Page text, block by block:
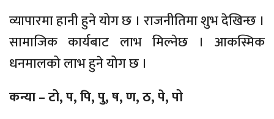
व्यापारमा हानी हुने योग छ । राजनीतिमा शुभ देखिन्छ ।
सामाजिक कार्यबाट लाभ मिल्नेछ । आकस्मिक
धनमालको लाभ हुने योग छ ।
कन्या – टो, प, पि, पु, ष, ण, ठ, पे, पो